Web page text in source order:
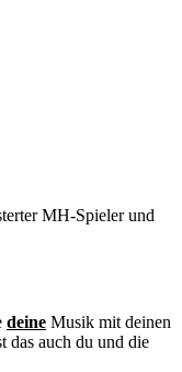
MH-Spieler und
deine Musik mit deinen
das auch du und die